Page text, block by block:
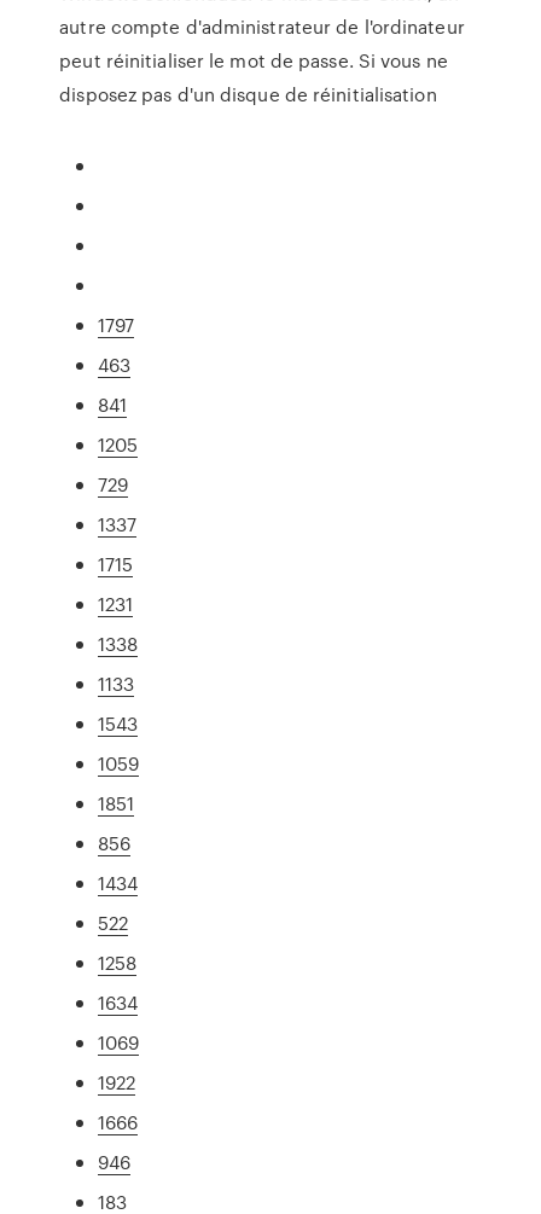
autre compte d'administrateur de l'ordinateur
peut réinitialiser le mot de passe. Si vous ne
disposez pas d'un disque de réinitialisation
1797
463
841
1205
729
1337
1715
1231
1338
1133
1543
1059
1851
856
1434
522
1258
1634
1069
1922
1666
946
183